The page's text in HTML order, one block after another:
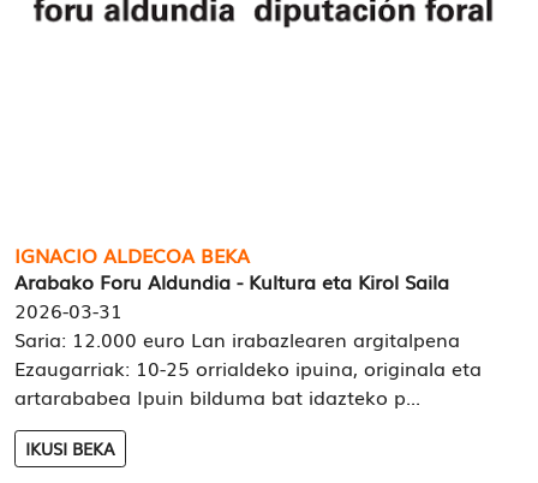
IGNACIO ALDECOA BEKA
Arabako Foru Aldundia - Kultura eta Kirol Saila
2026-03-31
Saria: 12.000 euro Lan irabazlearen argitalpena
Ezaugarriak: 10-25 orrialdeko ipuina, originala eta
artarababea Ipuin bilduma bat idazteko p...
IKUSI BEKA